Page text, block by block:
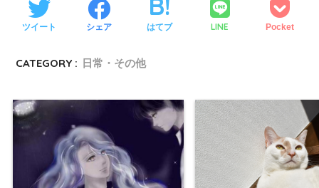
ツイート シェア はてブ LINE Pocket
CATEGORY : 日常・その他